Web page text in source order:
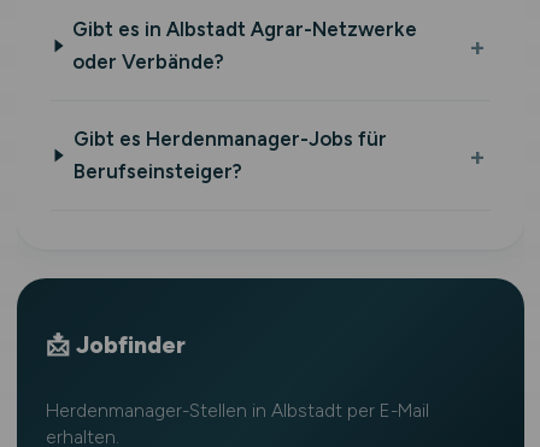
Gibt es in Albstadt Agrar-Netzwerke
oder Verbände?
Gibt es Herdenmanager-Jobs für
Berufseinsteiger?
📩 Jobfinder
Herdenmanager-Stellen in Albstadt per E-Mail
erhalten.